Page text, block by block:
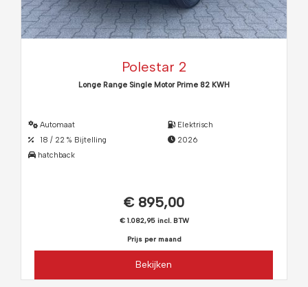
Polestar 2
Longe Range Single Motor Prime 82 KWH
Automaat
18 / 22 % Bijtelling
hatchback
Elektrisch
2026
€ 895,00
€ 1.082,95 incl. BTW
Prijs per maand
Bekijken